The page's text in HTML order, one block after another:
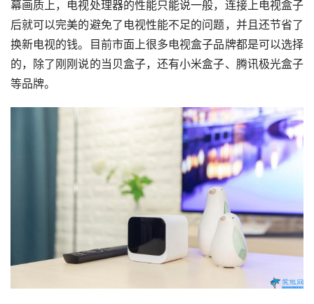
幕画质上，电视处理器的性能只能说一般，连接上电视盒子
后就可以完美的避免了电视性能不足的问题，并且还节省了
换新电视的钱。目前市面上很多电视盒子品牌都是可以选择
的，除了刚刚说的当贝盒子，还有小米盒子、腾讯极光盒子
等品牌。